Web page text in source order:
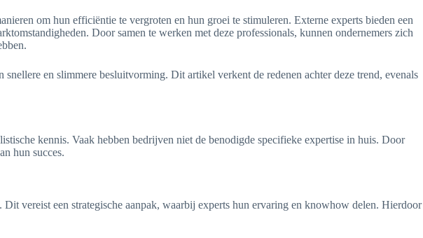
om hun efficiëntie te vergroten en hun groei te stimuleren. Externe experts bieden een
Door samen te werken met deze professionals, kunnen ondernemers zich
en slimmere besluitvorming. Dit artikel verkent de redenen achter deze trend, evenals
kennis. Vaak hebben bedrijven niet de benodigde specifieke expertise in huis. Door
hun succes.
vereist een strategische aanpak, waarbij experts hun ervaring en knowhow delen. Hierdoor